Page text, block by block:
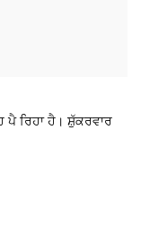
ਪੈ ਰਿਹਾ ਹੈ। ਸ਼ੁੱਕਰਵਾਰ